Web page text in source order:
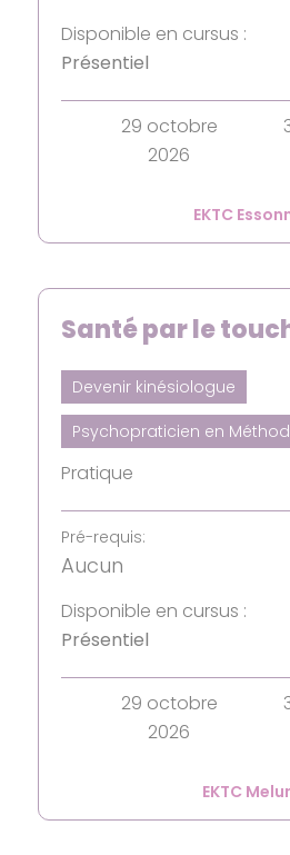
EKTC
Disponible en cursus :
Présentiel
29 octobre
2026
EKTC
Santé par le
Devenir kinésiologue
Psychopraticien en
Pratique
Pré-requis:
Aucun
Disponible en cursus :
Présentiel
29 octobre
2026